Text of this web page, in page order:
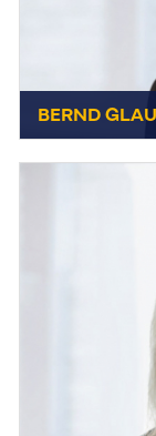
BERND
BERND GLAUNER